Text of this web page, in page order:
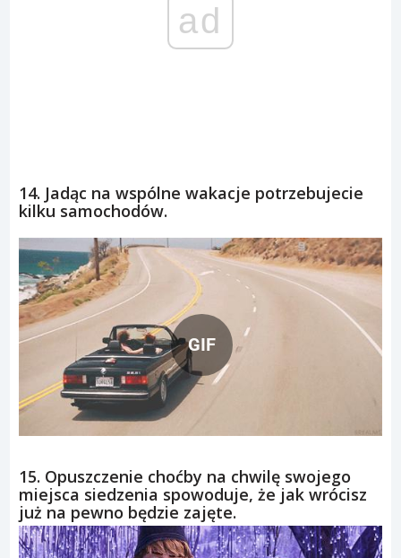
ad
14. Jadąc na wspólne wakacje potrzebujecie
kilku samochodów.
GIF
15. Opuszczenie choćby na chwilę swojego
miejsca siedzenia spowoduje, że jak wrócisz
już na pewno będzie zajęte.